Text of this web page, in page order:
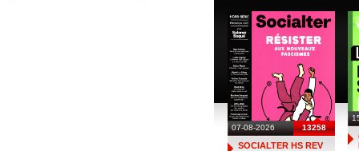
07-08-2026 13258
SOCIALTER HS REV